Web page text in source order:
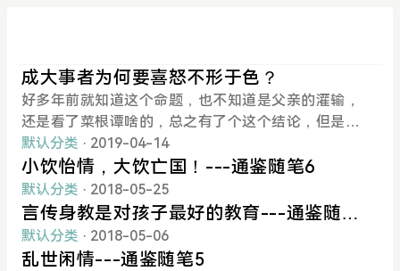
成大事者为何要喜怒不形于色？
好多年前就知道这个命题，也不知道是父亲的灌输，
还是看了菜根谭啥的，总之有了个这个结论，但是一
直不知道为何？ 慢慢的只知道这个结论，都搞忘自己
其实一直对这个结论是有疑惑的，当然也无从去找为
何要喜怒不形于色的答案。
默认分类 · 2019-04-14
小饮怡情，大饮亡国！---通鉴随笔6
默认分类 · 2018-05-25
言传身教是对孩子最好的教育---通鉴随笔
6
默认分类 · 2018-05-06
乱世闲情---通鉴随笔5